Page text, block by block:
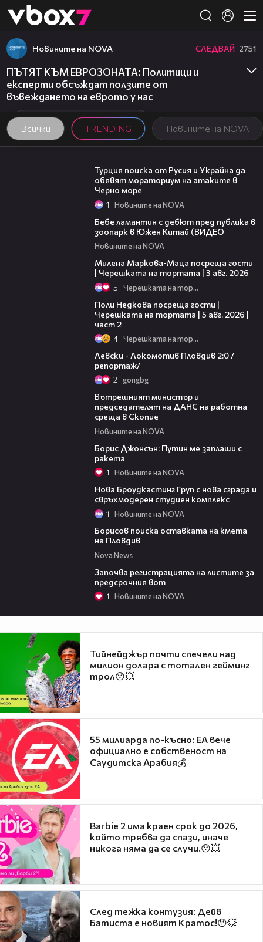
👾
Всички TRENDING Новините на NOVA
Новините на NOVA СЛЕДВАЙ 2751
ПЪТЯТ КЪМ ЕВРОЗОНАТА: Политици и
експерти обсъждат ползите от
въвеждането на еврото у нас
03:02
Турция поиска от Русия и Украйна да
обявят мораториум на атаките в
Черно море
1 Новините на NOVA
Бебе ламантин с дебют пред публика в
зоопарк в Южен Китай (ВИДЕО
Новините на NOVA
Милена Маркова-Маца посреща гости
| Черешката на тортата | 3 авг. 2026
5 Черешката на тортата
Поли Недкова посреща гости |
Черешката на тортата | 5 авг. 2026 |
част 2
4 Черешката на тортата
Левски - Локомотив Пловдив 2:0 /
репортаж/
2 gongbg
Вътрешният министър и
председателят на ДАНС на работна
среща в Скопие
Новините на NOVA
Борис Джонсън: Путин ме заплаши с
ракета
1 Новините на NOVA
Нова Броудкастинг Груп с нова сграда и
свръхмодерен студиен комплекс
1 Новините на NOVA
Борисов поиска оставката на кмета
на Пловдив
Nova News
Започва регистрацията на листите за
предсрочния вот
1 Новините на NOVA
Тийнейджър почти спечели над
милион долара с тотален гейминг
трол😯💥
55 милиарда по-късно: EA вече
официално е собственост на
Саудитска Арабия💰
Barbie 2 има краен срок до 2026,
който трябва да спази, иначе
никога няма да се случи.😯💥
След тежка контузия: Дейв
Батиста е новият Кратос!😯💥